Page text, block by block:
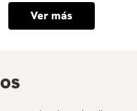
Ver más